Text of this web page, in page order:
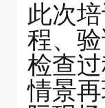
此次
程、
检查
情景